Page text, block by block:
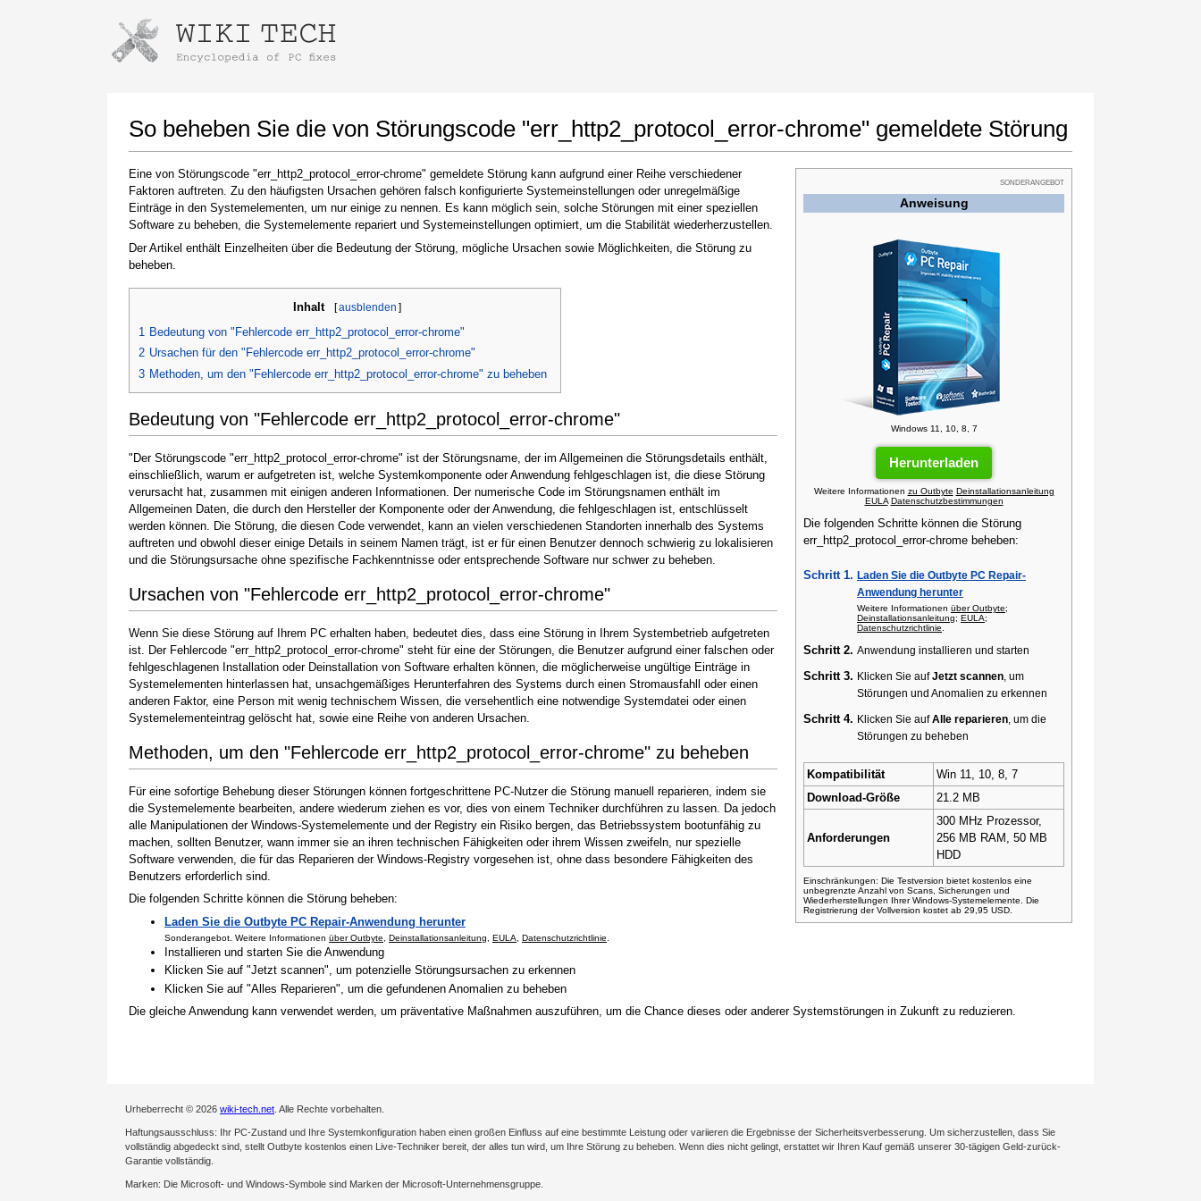
So beheben Sie die von Störungscode "err_http2_protocol_error-chrome" gemeldete Störung
SONDERANGEBOT
Anweisung
Windows 11, 10, 8, 7
Herunterladen
Weitere Informationen zu Outbyte Deinstallationsanleitung
EULA Datenschutzbestimmungen
Die folgenden Schritte können die Störung
err_http2_protocol_error-chrome beheben:
Schritt 1. Laden Sie die Outbyte PC Repair-
Anwendung herunter
Weitere Informationen über Outbyte;
Deinstallationsanleitung; EULA;
Datenschutzrichtlinie
Schritt 2. Anwendung installieren und starten
Schritt 3. Klicken Sie aufJetzt scannen , um
Störungen und Anomalien zu erkennen
Schritt 4. Klicken Sie aufAlle reparieren , um die
Störungen zu beheben
Kompatibilität
Win 11, 10, 8, 7
Download-Größe
21.2 MB
Anforderungen
300 MHz Prozessor,
256 MB RAM, 50 MB
HDD
Einschränkungen: Die Testversion bietet kostenlos eine
unbegrenzte Anzahl von Scans, Sicherungen und
Wiederherstellungen Ihrer Windows-Systemelemente. Die
Registrierung der Vollversion kostet ab 29,95 USD.
Eine von Störungscode "err_http2_protocol_error-chrome" gemeldete Störung kann aufgrund einer Reihe verschiedener
Faktoren auftreten. Zu den häufigsten Ursachen gehören falsch konfigurierte Systemeinstellungen oder unregelmäßige
Einträge in den Systemelementen, um nur einige zu nennen. Es kann möglich sein, solche Störungen mit einer speziellen
Software zu beheben, die Systemelemente repariert und Systemeinstellungen optimiert, um die Stabilität wiederherzustellen.
Der Artikel enthält Einzelheiten über die Bedeutung der Störung, mögliche Ursachen sowie Möglichkeiten, die Störung zu
beheben.
Inhalt [ausblenden ]
1 Bedeutung von "Fehlercode err_http2_protocol_error-chrome"
2 Ursachen für den "Fehlercode err_http2_protocol_error-chrome"
3 Methoden, um den "Fehlercode err_http2_protocol_error-chrome" zu beheben
Bedeutung von "Fehlercode err_http2_protocol_error-chrome"
"Der Störungscode "err_http2_protocol_error-chrome" ist der Störungsname, der im Allgemeinen die Störungsdetails enthält,
einschließlich, warum er aufgetreten ist, welche Systemkomponente oder Anwendung fehlgeschlagen ist, die diese Störung
verursacht hat, zusammen mit einigen anderen Informationen. Der numerische Code im Störungsnamen enthält im
Allgemeinen Daten, die durch den Hersteller der Komponente oder der Anwendung, die fehlgeschlagen ist, entschlüsselt
werden können. Die Störung, die diesen Code verwendet, kann an vielen verschiedenen Standorten innerhalb des Systems
auftreten und obwohl dieser einige Details in seinem Namen trägt, ist er für einen Benutzer dennoch schwierig zu lokalisieren
und die Störungsursache ohne spezifische Fachkenntnisse oder entsprechende Software nur schwer zu beheben.
Ursachen von "Fehlercode err_http2_protocol_error-chrome"
Wenn Sie diese Störung auf Ihrem PC erhalten haben, bedeutet dies, dass eine Störung in Ihrem Systembetrieb aufgetreten
ist. Der Fehlercode "err_http2_protocol_error-chrome" steht für eine der Störungen, die Benutzer aufgrund einer falschen oder
fehlgeschlagenen Installation oder Deinstallation von Software erhalten können, die möglicherweise ungültige Einträge in
Systemelementen hinterlassen hat, unsachgemäßiges Herunterfahren des Systems durch einen Stromausfahll oder einen
anderen Faktor, eine Person mit wenig technischem Wissen, die versehentlich eine notwendige Systemdatei oder einen
Systemelementeintrag gelöscht hat, sowie eine Reihe von anderen Ursachen.
Methoden, um den "Fehlercode err_http2_protocol_error-chrome" zu beheben
Für eine sofortige Behebung dieser Störungen können fortgeschrittene PC-Nutzer die Störung manuell reparieren, indem sie
die Systemelemente bearbeiten, andere wiederum ziehen es vor, dies von einem Techniker durchführen zu lassen. Da jedoch
alle Manipulationen der Windows-Systemelemente und der Registry ein Risiko bergen, das Betriebssystem bootunfähig zu
machen, sollten Benutzer, wann immer sie an ihren technischen Fähigkeiten oder ihrem Wissen zweifeln, nur spezielle
Software verwenden, die für das Reparieren der Windows-Registry vorgesehen ist, ohne dass besondere Fähigkeiten des
Benutzers erforderlich sind.
Die folgenden Schritte können die Störung beheben:
Laden Sie die Outbyte PC Repair-Anwendung herunter
Sonderangebot. Weitere Informationen über Outbyte Deinstallationsanleitung EULA Datenschutzrichtlinie
Installieren und starten Sie die Anwendung
Klicken Sie auf "Jetzt scannen", um potenzielle Störungsursachen zu erkennen
Klicken Sie auf "Alles Reparieren", um die gefundenen Anomalien zu beheben
Die gleiche Anwendung kann verwendet werden, um präventative Maßnahmen auszuführen, um die Chance dieses oder anderer Systemstörungen in Zukunft zu reduzieren.
Urheberrecht © 2026 wiki-tech.net . Alle Rechte vorbehalten.
Haftungsausschluss: Ihr PC-Zustand und Ihre Systemkonfiguration haben einen großen Einfluss auf eine bestimmte Leistung oder variieren die Ergebnisse der Sicherheitsverbesserung. Um sicherzustellen, dass Sie
vollständig abgedeckt sind, stellt Outbyte kostenlos einen Live-Techniker bereit, der alles tun wird, um Ihre Störung zu beheben. Wenn dies nicht gelingt, erstattet wir Ihren Kauf gemäß unserer 30-tägigen Geld-zurück-
Garantie vollständig.
Marken: Die Microsoft- und Windows-Symbole sind Marken der Microsoft-Unternehmensgruppe.
Anweisungen zum Herunterladen mit Google Chrome
den Link zur heruntergeladenen Datei